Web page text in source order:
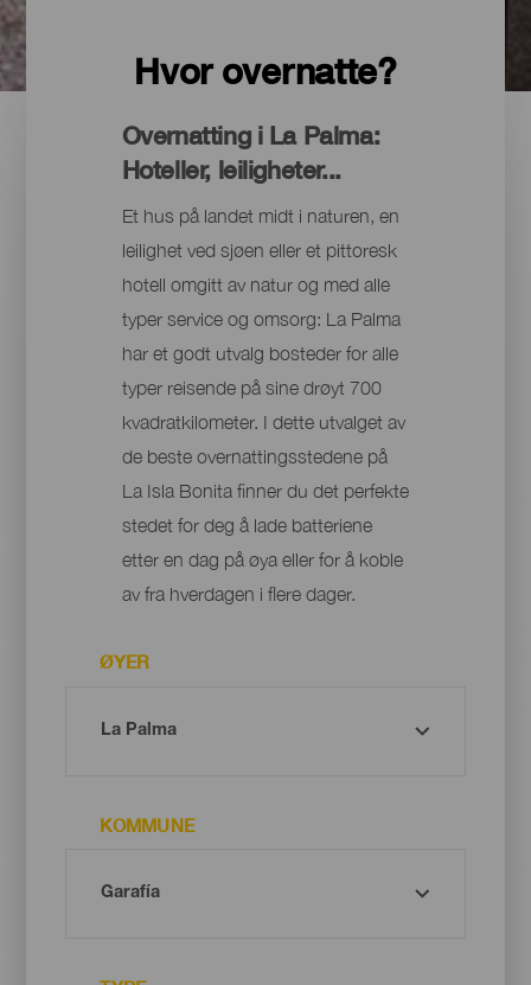
Hvor overnatte?
Overnatting i La Palma:
Hoteller, leiligheter...
Et hus på landet midt i naturen, en
leilighet ved sjøen eller et pittoresk
hotell omgitt av natur og med alle
typer service og omsorg: La Palma
har et godt utvalg bosteder for alle
typer reisende på sine drøyt 700
kvadratkilometer. I dette utvalget av
de beste overnattingsstedene på
La Isla Bonita finner du det perfekte
stedet for deg å lade batteriene
etter en dag på øya eller for å koble
av fra hverdagen i flere dager.
ØYER
KOMMUNE